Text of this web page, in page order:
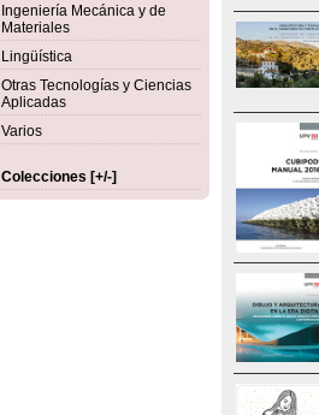
Ingeniería Mecánica y de
Materiales
Lingüística
Otras Tecnologías y Ciencias
Aplicadas
Varios
Colecciones [+/-]